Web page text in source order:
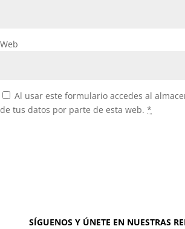
Web
Al usar este formulario accedes al
de tus datos por parte de esta web. *
SÍGUENOS Y ÚNETE EN NUESTRAS